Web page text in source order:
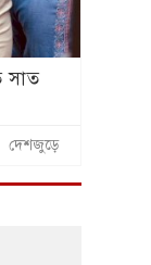
সাত
দেশজুড়ে